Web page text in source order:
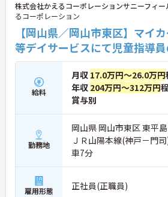
株式会社かえるコーポレーションサニーフィー
るコーポレーション
【岡山県／岡山市東区】マイ
等デイサービスにて児童指導員
給料
月収 17.0万円～26.0万円
年収 204万円～312万円
賞与別
勤務地
岡山県 岡山市東区 東平
ＪＲ山陽本線(神戸－門
車7分
雇用形態 正社員(正職員)